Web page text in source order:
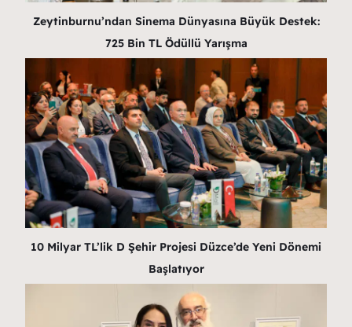
Zeytinburnu’ndan Sinema Dünyasına Büyük Destek:
725 Bin TL Ödüllü Yarışma
10 Milyar TL’lik D Şehir Projesi Düzce’de Yeni Dönemi
Başlatıyor